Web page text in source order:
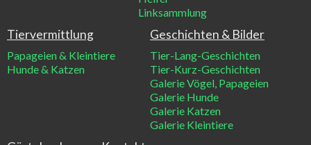
Linksammlung
Tiervermittlung
Papageien & Kleintiere
Hunde & Katzen
Geschichten & Bilder
Tier-Lang-Geschichten
Tier-Kurz-Geschichten
Galerie Vögel, Papageien
Galerie Hunde
Galerie Katzen
Galerie Kleintiere